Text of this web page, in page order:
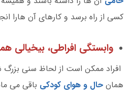
کسی از راه برسد و کارهای آن هارا
وابستگی افراطی، بیخیالی
افراد ممکن است از لحاظ سنی بزرگ
همان حال و هوای کودکی باقی می